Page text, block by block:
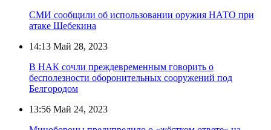
СМИ сообщили об использовании оружия НАТО при
атаке Шебекина
14:13 Май 28, 2023
В НАК сочли преждевременным говорить о
бесполезности оборонительных сооружений под
Белгородом
13:56 Май 24, 2023